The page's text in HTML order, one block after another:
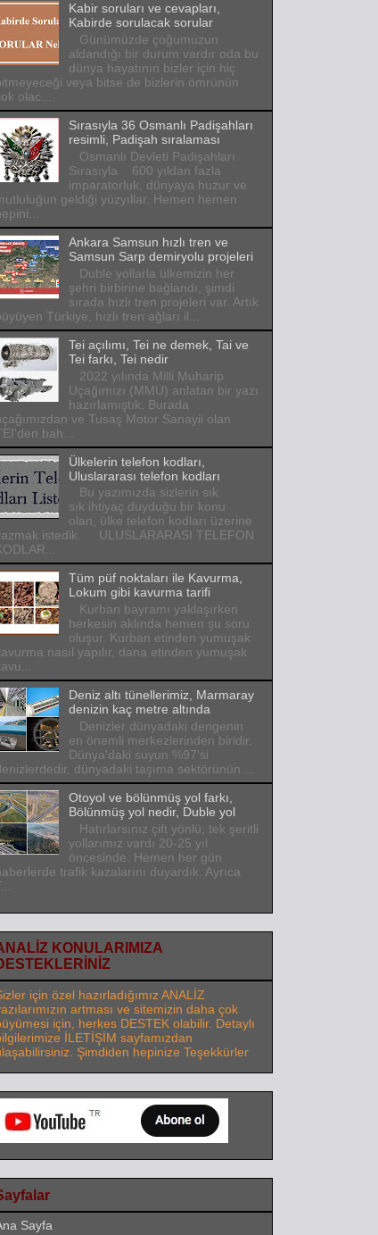
Kabir soruları ve cevapları,
Kabirde sorulacak sorular
Günümüzde çoğumuzun
aldandığı bir durum vardır oda bu
dünya hayatının bizler için hiç
veya bitse de bizlerin ömrünün
olac...
Sırasıyla 36 Osmanlı Padişahları
resimli, Padişah sıralaması
Osmanlı Devleti Padişahları
Sırasıyla 600 yıldan fazla
imparatorluk, dünyaya huzur ve
geldiği yüzyıllar. Hemen hemen
Ankara Samsun hızlı tren ve
Samsun Sarp demiryolu projeleri
Duble yollarla ülkemizin her
şehri birbirine bağlandı, şimdi
sırada hızlı tren projeleri var. Artık
Türkiye, hızlı tren ağları il...
Tei açılımı, Tei ne demek, Tai ve
Tei farkı, Tei nedir
2022 yılında Milli Muharip
Uçağımızı (MMU) anlatan bir yazı
hazırlamıştık. Burada
ve Tusaş Motor Sanayii olan
bah...
Ülkelerin telefon kodları,
Uluslararası telefon kodları
Bu yazımızda sizlerin sık
sık ihtiyaç duyduğu bir konu
olan, ülke telefon kodları üzerine
istedik. ULUSLARARASI TELEFON
Tüm püf noktaları ile Kavurma,
Lokum gibi kavurma tarifi
Kurban bayramı yaklaşırken
herkesin aklında hemen şu soru
oluşur. Kurban etinden yumuşak
nasıl yapılır, dana etinden yumuşak
Deniz altı tünellerimiz, Marmaray
denizin kaç metre altında
Denizler dünyadaki dengenin
en önemli merkezlerinden biridir.
Dünya'daki suyun %97'si
dünyadaki taşıma sektörünün ...
Otoyol ve bölünmüş yol farkı,
Bölünmüş yol nedir, Duble yol
Hatırlarsınız çift yönlü, tek şeritli
yollarımız vardı 20-25 yıl
öncesinde. Hemen her gün
trafik kazalarını duyardık. Ayrıca
KONULARIMIZA
için özel hazırladığımız ANALİZ
artması ve sitemizin daha çok
için, herkes DESTEK olabilir. Detaylı
İLETİŞİM sayfamızdan
Şimdiden hepinize Teşekkürler
Sayfa